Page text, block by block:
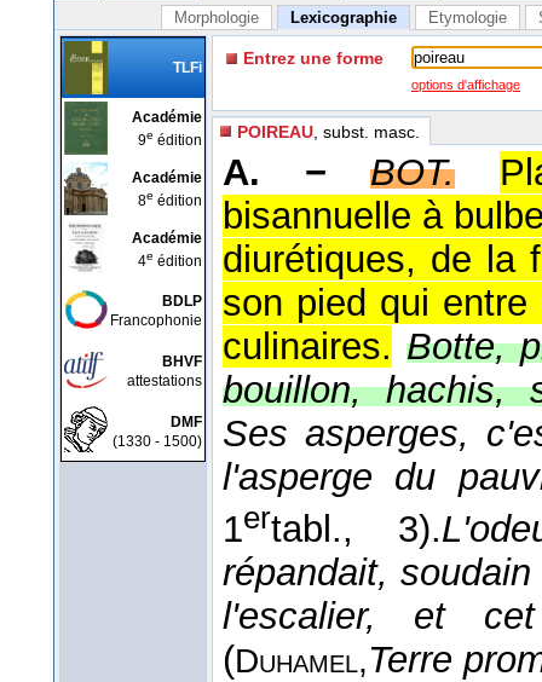
Morphologie Lexicographie Etymologie
TLFi
Académie
9e édition
Académie
8e édition
Académie
4e édition
BDLP
Francophonie
BHVF
attestations
DMF
(1330 - 1500)
Entrez une forme
options d'affichage
POIREAU , subst. masc.
A. − BOT.
bisannuelle à
diurétiques, de la
son pied qui entre
culinaires. Botte,
bouillon, hachis,
Ses asperges,
l'asperge du
1ertabl., 3).
répandait,
l'escalier, et
(Duhamel,Terre